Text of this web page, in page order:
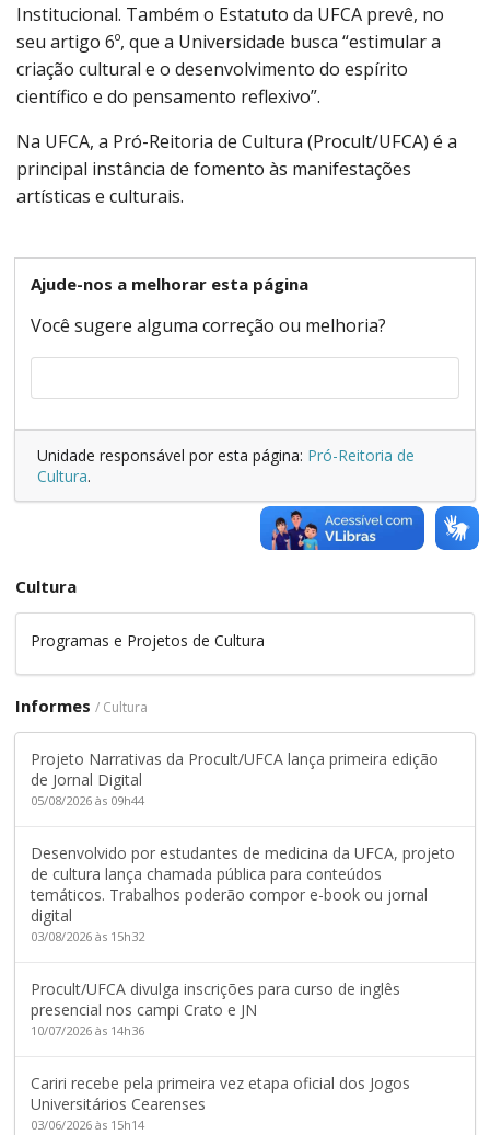
Institucional. Também o Estatuto da UFCA prevê, no
seu artigo 6º, que a Universidade busca “estimular a
criação cultural e o desenvolvimento do espírito
científico e do pensamento reflexivo”.
Na UFCA, a Pró-Reitoria de Cultura (Procult/UFCA) é a
principal instância de fomento às manifestações
artísticas e culturais.
Ajude-nos a melhorar esta página
Você sugere alguma correção ou melhoria?
Unidade responsável por esta página: Pró-Reitoria de
Cultura.
Cultura
Programas e Projetos de Cultura
Informes / Cultura
Projeto Narrativas da Procult/UFCA lança primeira edição
de Jornal Digital
05/08/2026 às 09h44
Desenvolvido por estudantes de medicina da UFCA, projeto
de cultura lança chamada pública para conteúdos
temáticos. Trabalhos poderão compor e-book ou jornal
digital
03/08/2026 às 15h32
Procult/UFCA divulga inscrições para curso de inglês
presencial nos campi Crato e JN
10/07/2026 às 14h36
Cariri recebe pela primeira vez etapa oficial dos Jogos
Universitários Cearenses
03/06/2026 às 15h14